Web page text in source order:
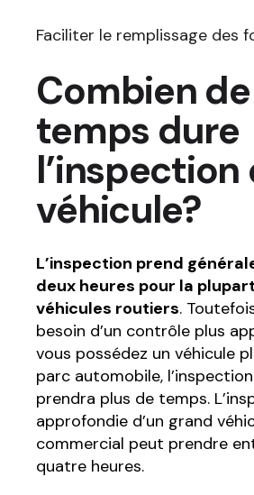
Faciliter le remplissage des
Combien de
temps dure
l’inspection
véhicule?
L’inspection prend
deux heures pour la
véhicules routiers.
besoin d’un contrôle plus
vous possédez un véhicule
parc automobile,
prendra plus de temps.
approfondie d’un grand
commercial peut prendre
quatre heures.